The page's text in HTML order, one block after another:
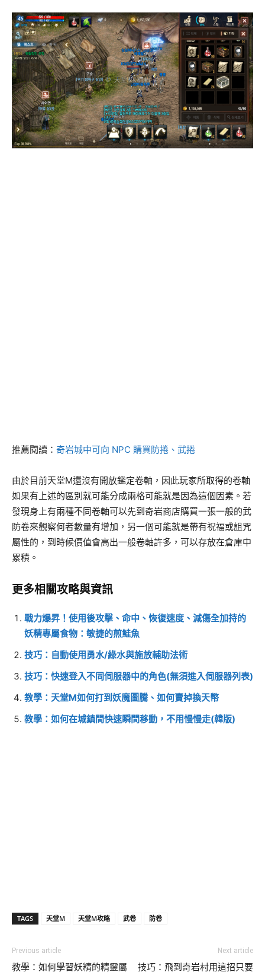
推薦閱讀： 奇岩城中可向 NPC 購買防捲、武捲
由於目前天堂M還沒有開放鑑定卷軸，因此玩家所取得的卷軸
如果有上述的區別就可能分成兩格可能就是因為這個因素。若
發現身上有兩種不同卷軸可以先到奇岩商店購買一張一般的武
防卷來觀察何者數量有增加，另一個可能就是帶有祝福或詛咒
屬性的，到時候價值會高出一般卷軸許多，可以存放在倉庫中
累積。
更多相關攻略與資訊
戰力爆昇！使用後攻擊、命中、恢復速度、減傷全加持的
妖精專屬食物：敏捷的煎鮭魚
技巧：自動使用勇水/綠水與施放輔助法術
技巧：快速登入不同伺服器中的角色(無須進入伺服器列表)
教學：天堂M如何打到妖魔圖騰、如何賣掉換天幣
教學：如何在城鎮間快速瞬間移動，不用慢慢走(韓版)
TAGS 天堂M 天堂M攻略 武卷 防卷
Previous article
教學：如何學習妖精的精靈屬
Next article
技巧：飛到奇岩村用這招只要